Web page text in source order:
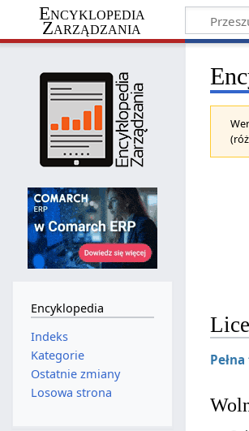
Encyklopedia
Zarządzania
Encyklopedia
Indeks
Kategorie
Ostatnie zmiany
Losowa strona